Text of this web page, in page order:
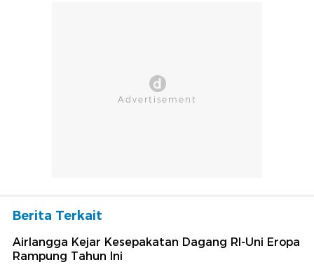
Berita Terkait
Airlangga Kejar Kesepakatan Dagang RI-Uni Eropa
Rampung Tahun Ini